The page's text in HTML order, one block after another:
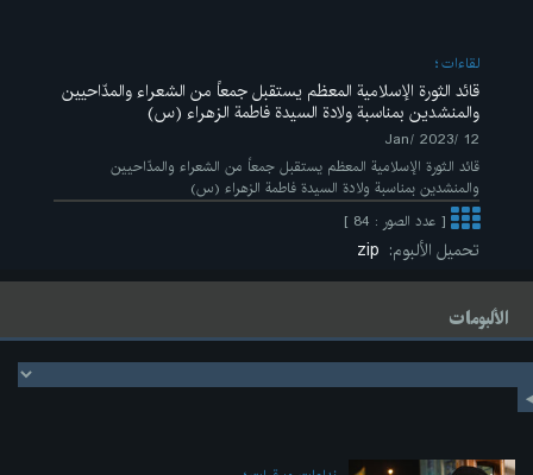
لقاءات
قائد الثورة الإسلامية المعظم يستقبل جمعاً من الشعراء والمدّاحيين
والمنشدين بمناسبة ولادة السيدة فاطمة الزهراء (س)
12 /Jan/ 2023
قائد الثورة الإسلامية المعظم يستقبل جمعاً من الشعراء والمدّاحيين
والمنشدين بمناسبة ولادة السيدة فاطمة الزهراء (س)
[ عدد الصور : 84 ]
تحميل الألبوم:
الألبومات